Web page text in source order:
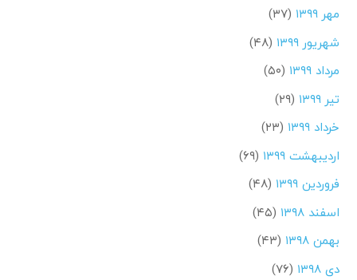
مهر ۱۳۹۹
(۳۷)
شهریور ۱۳۹۹
(۴۸)
مرداد ۱۳۹۹
(۵۰)
تیر ۱۳۹۹
(۲۹)
خرداد ۱۳۹۹
(۲۳)
اردیبهشت ۱۳۹۹
(۶۹)
فروردین ۱۳۹۹
(۴۸)
اسفند ۱۳۹۸
(۴۵)
بهمن ۱۳۹۸
(۴۳)
دی ۱۳۹۸
(۷۶)